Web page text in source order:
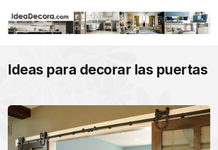
Ideas para decorar las puertas